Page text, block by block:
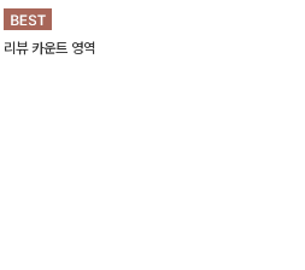
리뷰 카운트 영역